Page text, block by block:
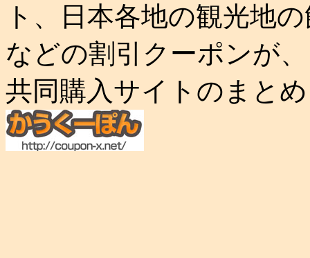
ト、日本各地の観光地
などの割引クーポンが
共同購入サイトのまと